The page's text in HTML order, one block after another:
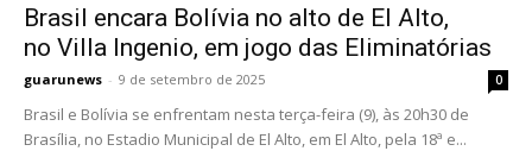
Brasil encara Bolívia no alto de El Alto,
no Villa Ingenio, em jogo das Eliminatórias
guarunews - 9 de setembro de 2025 0
Brasil e Bolívia se enfrentam nesta terça-feira (9), às 20h30 de
Brasília, no Estadio Municipal de El Alto, em El Alto, pela 18ª e...